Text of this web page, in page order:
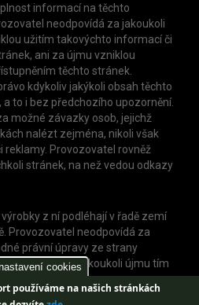
cookies
používáme na našich stránkách
informací na těchto
neodpovídá za jakoukoli
užitím takovýchto informací či
ani za újmu vzniklou
těchto stránek.
kdykoliv jakýkoli obsah těchto
to i bez předchozího upozornění.
možné závazky osob, jejichž
nalézt zejména, nikoli však
reklamy. Provozovatel rovněž
stránek, na než vedou odkazy
z ní podléhají v řadě zemí
Provozovatel neodpovídá za
právní úpravy ze strany
stránek, nebo jakoukoli újmu tím